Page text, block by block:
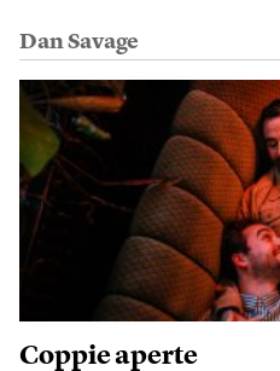
Dan Savage
Coppie aperte